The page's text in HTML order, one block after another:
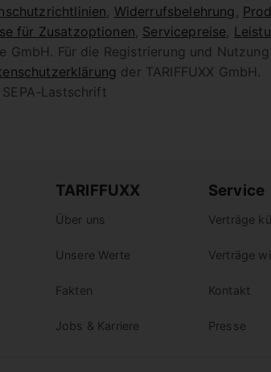
, Widerrufsbelehrung ,
für Zusatzoptionen, Servicepreise,
GmbH. Für die Registrierung und
der TARIFFUXX GmbH.
Lastschrift
TARIFFUXX
Über uns
Unsere Werte
Fakten
Jobs & Karriere
Service
Verträge
Verträge
Kontakt
Presse